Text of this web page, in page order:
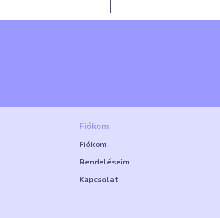
Fiókom
Fiókom
Rendeléseim
Kapcsolat